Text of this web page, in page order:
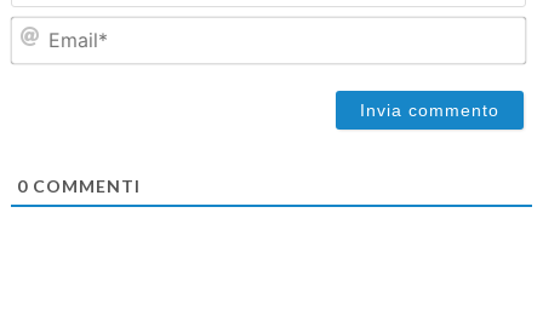
0COMMENTI